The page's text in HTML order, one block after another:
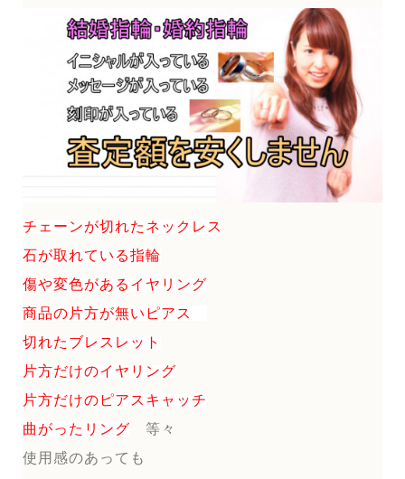
チェーンが切れたネックレス
石が取れている指輪
傷や変色があるイヤリング
商品の片方が無いピアス
切れたブレスレット
片方だけのイヤリング
片方だけのピアスキャッチ
曲がったリング
等々
使用感のあっても